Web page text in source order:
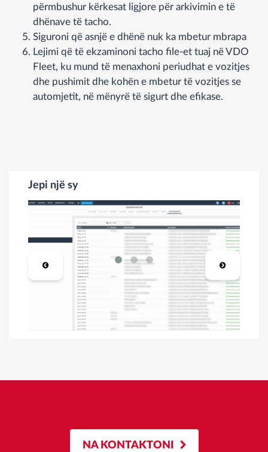
përmbushur kërkesat ligjore për arkivimin e të
dhënave të tacho.
Siguroni që asnjë e dhënë nuk ka mbetur mbrapa
Lejimi që të ekzaminoni tacho file-et tuaj në VDO
Fleet, ku mund të menaxhoni periudhat e vozitjes
dhe pushimit dhe kohën e mbetur të vozitjes se
automjetit, në mënyrë të sigurt dhe efikase.
Jepi një sy
NA KONTAKTONI